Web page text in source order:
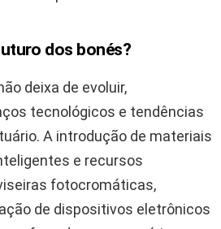
dos bonés?
deixa de evoluir,
tecnológicos e tendências
A introdução de materiais
e recursos
fotocromáticas,
de dispositivos eletrônicos